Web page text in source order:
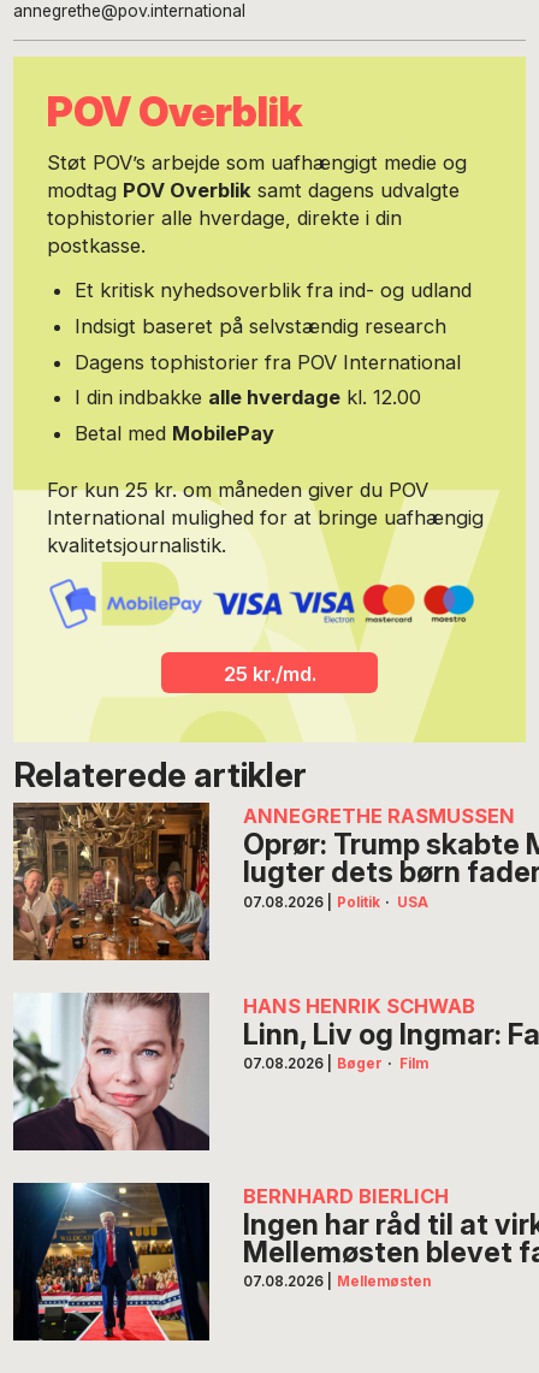
annegrethe@pov.international
POV Overblik
Støt POV’s arbejde som uafhængigt medie og
modtag POV Overbliksamt dagens udvalgte
tophistorier alle hverdage, direkte i din
postkasse.
Et kritisk nyhedsoverblik fra ind- og udland
Indsigt baseret på selvstændig research
Dagens tophistorier fra POV International
I din indbakke alle hverdage kl. 12.00
Betal med MobilePay
For kun 25 kr. om måneden giver du POV
International mulighed for at bringe uafhængig
kvalitetsjournalistik.
25 kr./md.
Relaterede artikler
ANNEGRETHE RASMUSSEN
Oprør: Trump skabte
lugter dets børn
07.08.2026 Politik · USA
HANS HENRIK SCHWAB
Linn, Liv og Ingmar:
07.08.2026 Bøger · Film
BERNHARD BIERLICH
Ingen har råd til at
Mellemøsten blevet
07.08.2026 Mellemøsten